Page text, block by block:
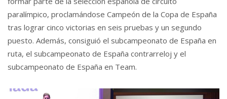
paralímpico, proclamándose Campeón de la Copa de España
tras lograr cinco victorias en seis pruebas y un segundo
puesto. Además, consiguió el subcampeonato de España en
ruta, el subcampeonato de España contrarreloj y el
subcampeonato de España en Team.